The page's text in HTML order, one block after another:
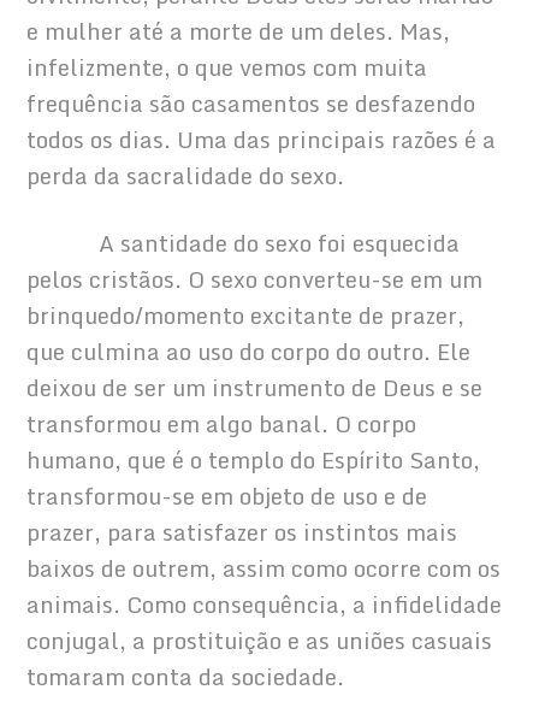
e mulher até a morte de um deles. Mas,
infelizmente, o que vemos com muita
frequência são casamentos se desfazendo
todos os dias. Uma das principais razões é a
perda da sacralidade do sexo.
A santidade do sexo foi esquecida
pelos cristãos. O sexo converteu-se em um
brinquedo/momento excitante de prazer,
que culmina ao uso do corpo do outro. Ele
deixou de ser um instrumento de Deus e se
transformou em algo banal. O corpo
humano, que é o templo do Espírito Santo,
transformou-se em objeto de uso e de
prazer, para satisfazer os instintos mais
baixos de outrem, assim como ocorre com os
animais. Como consequência, a infidelidade
conjugal, a prostituição e as uniões casuais
tomaram conta da sociedade.